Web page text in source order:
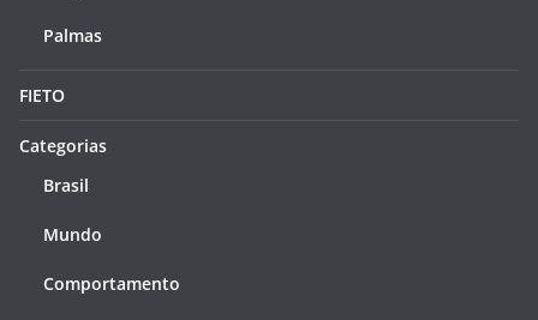
Palmas
FIETO
Categorias
Brasil
Mundo
Comportamento